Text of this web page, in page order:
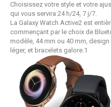
Choisissez votre style et votre
qui vous servira 24 h/24, 7 j/7.
La Galaxy Watch Active2 est
commençant par le choix de
modèle, 44 mm ou 40 mm,
léger, et bracelets galore.1